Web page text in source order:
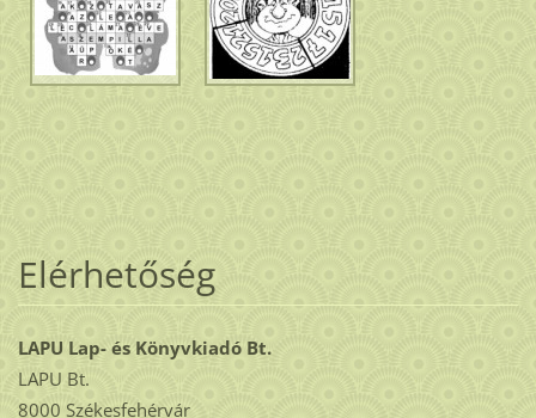
Elérhetőség
LAPU Lap- és Könyvkiadó Bt.
LAPU Bt.
8000 Székesfehérvár